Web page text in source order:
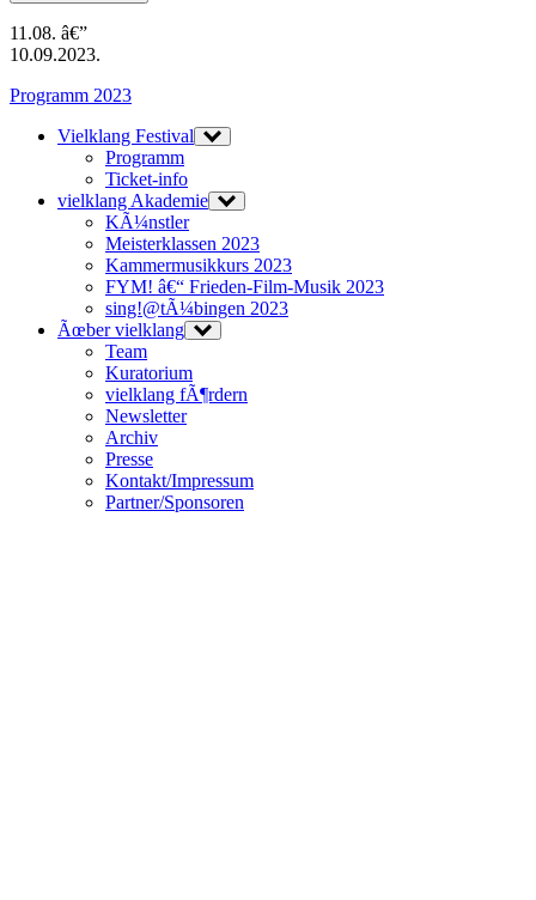
11.08. â€”
10.09.2023.
Programm 2023
Vielklang Festival
Programm
Ticket-info
vielklang Akademie
KÃ¼nstler
Meisterklassen 2023
Kammermusikkurs 2023
FYM! â€“ Frieden-Film-Musik 2023
sing!@tÃ¼bingen 2023
Ãœber vielklang
Team
Kuratorium
vielklang fÃ¶rdern
Newsletter
Archiv
Presse
Kontakt/Impressum
Partner/Sponsoren